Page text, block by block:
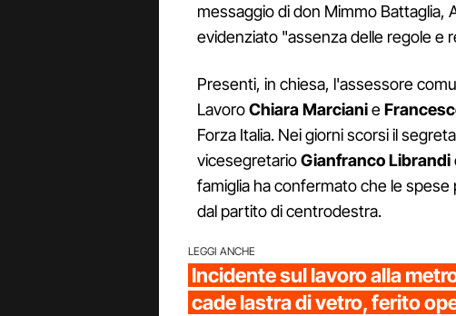
messaggio di don Mimmo Battaglia,
evidenziato "assenza delle regole e
Presenti, in chiesa, l'assessore
LavoroChiara Marcianie
Forza Italia. Nei giorni scorsi il
vicesegretarioGianfranco Librandi
famiglia ha confermato che le
dal partito di centrodestra.
LEGGI ANCHE
Incidente sul lavoro alla
cade lastra di vetro, ferito